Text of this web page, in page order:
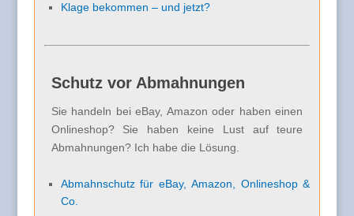
Klage bekommen – und jetzt?
Schutz vor Abmahnungen
Sie handeln bei eBay, Amazon oder haben einen
Onlineshop? Sie haben keine Lust auf teure
Abmahnungen? Ich habe die Lösung.
Abmahnschutz für eBay, Amazon, Onlineshop &
Co.